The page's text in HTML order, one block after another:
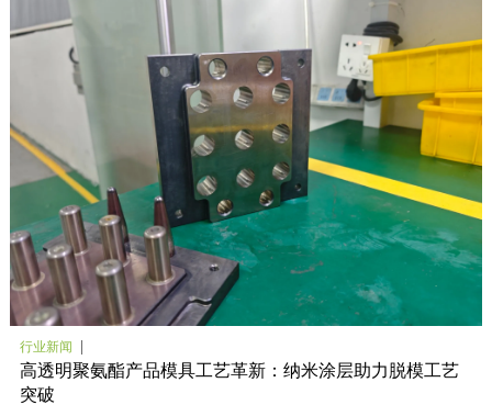
行业新闻
高透明聚氨酯产品模具工艺革新：纳米涂层助力脱模工艺
突破